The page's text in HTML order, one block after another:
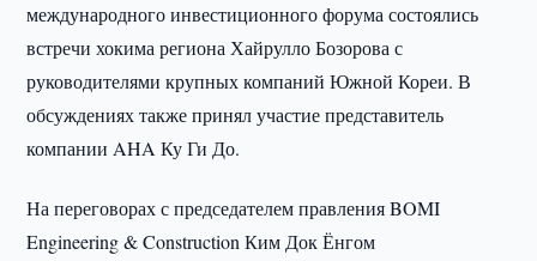
международного инвестиционного форума состоялись
встречи хокима региона Хайрулло Бозорова с
руководителями крупных компаний Южной Кореи. В
обсуждениях также принял участие представитель
компании AHA Ку Ги До.
На переговорах с председателем правления BOMI
Engineering & Construction Ким Док Ёнгом